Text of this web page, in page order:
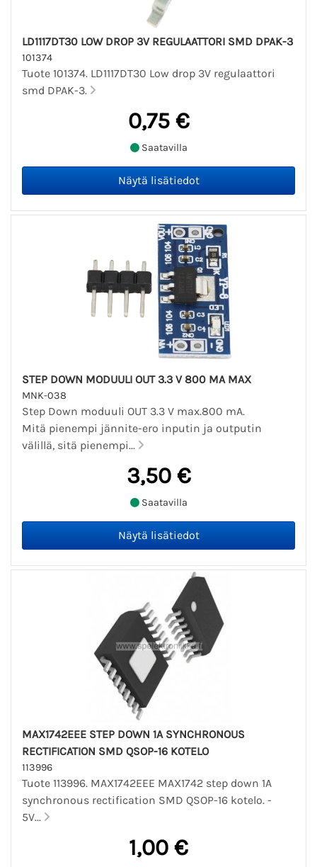
LD1117DT30 LOW DROP 3V REGULAATTORI SMD DPAK-3
101374
Tuote 101374. LD1117DT30 Low drop 3V regulaattori
smd DPAK-3.
0,75 €
Saatavilla
STEP DOWN MODUULI OUT 3.3 V 800 MA MAX
MNK-038
Step Down moduuli OUT 3.3 V max.800 mA.
Mitä pienempi jännite-ero inputin ja outputin
välillä, sitä pienempi...
3,50 €
Saatavilla
MAX1742EEE STEP DOWN 1A SYNCHRONOUS
RECTIFICATION SMD QSOP-16 KOTELO
113996
Tuote 113996. MAX1742EEE MAX1742 step down 1A
synchronous rectification SMD QSOP-16 kotelo. -
5V...
1,00 €